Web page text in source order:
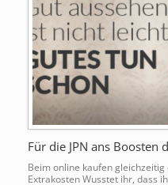
Für die JPN ans Boosten
Beim online kaufen gleichzeitig
Extrakosten Wusstet ihr, dass